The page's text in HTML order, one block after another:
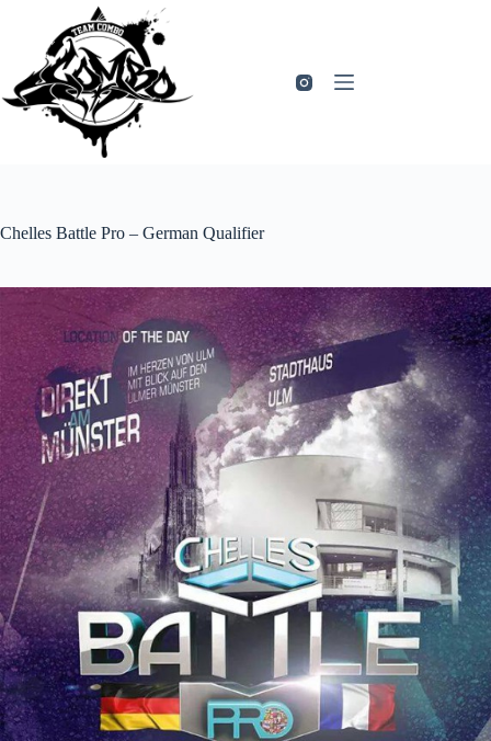
springen
Chelles Battle Pro – German Qualifier